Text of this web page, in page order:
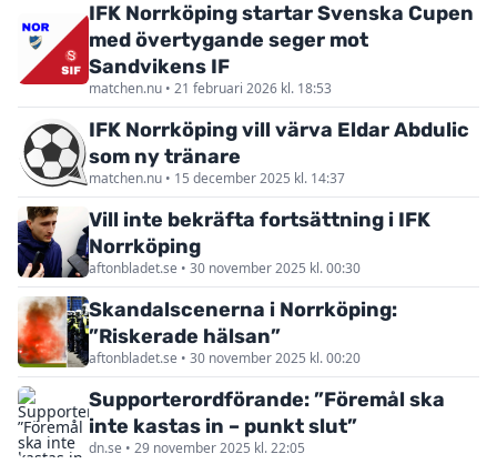
IFK Norrköping startar Svenska Cupen
med övertygande seger mot
Sandvikens IF
matchen.nu • 21 februari 2026 kl. 18:53
IFK Norrköping vill värva Eldar Abdulic
som ny tränare
matchen.nu • 15 december 2025 kl. 14:37
Vill inte bekräfta fortsättning i IFK
Norrköping
aftonbladet.se • 30 november 2025 kl. 00:30
Skandalscenerna i Norrköping:
”Riskerade hälsan”
aftonbladet.se • 30 november 2025 kl. 00:20
Supporterordförande: ”Föremål ska
inte kastas in – punkt slut”
dn.se • 29 november 2025 kl. 22:05